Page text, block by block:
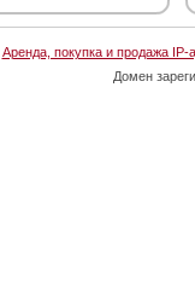
Аренда, покупка и продажа IP-
Домен